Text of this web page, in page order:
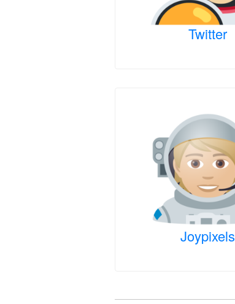
Twitter
Joypixels